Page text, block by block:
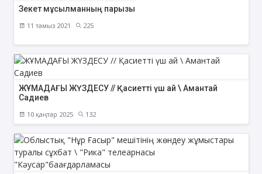
Зекет мұсылманның парызы
11 тамыз 2021 225
ЖҰМАДАҒЫ ЖҮЗДЕСУ // Қасиетті үш ай \ Амантай
Садиев
10 қаңтар 2025 132